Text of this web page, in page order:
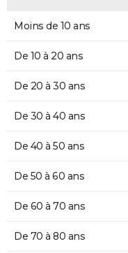
Moins de 10 ans
De 10 à 20 ans
De 20 à 30 ans
De 30 à 40 ans
De 40 à 50 ans
De 50 à 60 ans
De 60 à 70 ans
De 70 à 80 ans